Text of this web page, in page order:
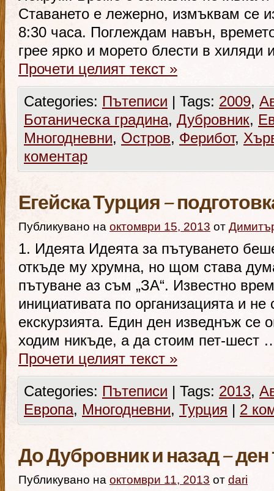
Ставането е лежерно, измъквам се
8:30 часа. Поглеждам навън,
грее ярко и морето блести в
Прочети целият текст »
Categories: Пътеписи | Tags: 2009,
Ботаническа градина, Дубровник,
Многодневни, Остров, Ферибот,
коментар
Егейска Турция –
Публикувано на октомври 15, 2013 от
1. Идеята Идеята за пътуването
откъде му хрумна, но щом става
пътуване аз съм „ЗА“. Известно
инициативата по организацията и
екскурзията. Един ден изведнъж се
ходим никъде, а да стоим пет-шест
Прочети целият текст »
Categories: Пътеписи | Tags: 2013,
Европа, Многодневни, Турция | 2
До Дубровник и назад – ден
Публикувано на октомври 11, 2013 от dari